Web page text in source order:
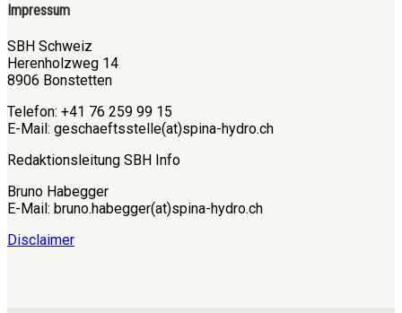
Impressum
SBH Schweiz
Herenholzweg 14
8906 Bonstetten
Telefon: +41 76 259 99 15
E-Mail: geschaeftsstelle(at)spina-hydro.ch
Redaktionsleitung SBH Info
Bruno Habegger
E-Mail: bruno.habegger(at)spina-hydro.ch
Disclaimer